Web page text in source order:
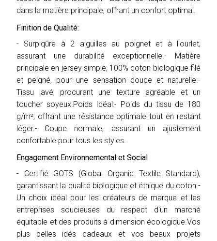
dans la matière principale, offrant un confort optimal.
Finition de Qualité:
- Surpiqûre à 2 aiguilles au poignet et à l'ourlet,
assurant une durabilité exceptionnelle.- Matière
principale en jersey simple, 100% coton biologique filé
et peigné, pour une sensation douce et naturelle.-
Tissu lavé, procurant une texture agréable et un
toucher soyeux.Poids Idéal:- Poids du tissu de 180
g/m², offrant une résistance optimale tout en restant
léger.- Coupe normale, assurant un ajustement
confortable pour tous les styles.
Engagement Environnemental et Social
- Certifié GOTS (Global Organic Textile Standard),
garantissant la qualité biologique et éthique du coton.-
Un choix idéal pour les créateurs de marque et les
entreprises soucieuses du respect d'un marché
équitable et des produits à dimension écologique.Vos
plus belles idés cadeaux et vos beaux projets